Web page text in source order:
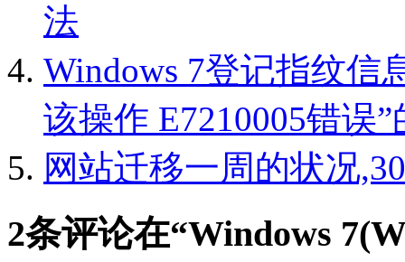
法
Windows 7登记指纹信
该操作 E7210005错误
网站迁移一周的状况
2条评论在“Windows